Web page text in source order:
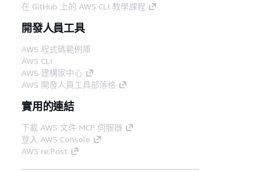
在 GitHub 上的 AWS CLI 教學課程
開發人員工具
AWS 程式碼範例庫
AWS CLI
AWS 建構家中心
AWS 開發人員工具部落格
實用的連結
下載 AWS 文件 MCP 伺服器
登入 AWS Console
AWS re:Post